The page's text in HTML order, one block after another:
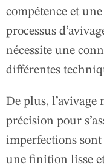
compétence et
processus
nécessite une
différentes
De plus, l’avivage
précision pour
imperfections
une finition lisse